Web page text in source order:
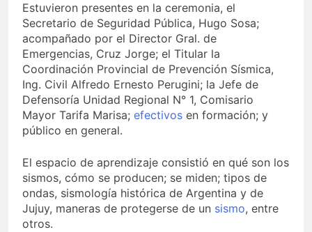
Estuvieron presentes en la ceremonia, el
Secretario de Seguridad Pública, Hugo Sosa;
acompañado por el Director Gral. de
Emergencias, Cruz Jorge; el Titular la
Coordinación Provincial de Prevención Sísmica,
Ing. Civil Alfredo Ernesto Perugini; la Jefe de
Defensoría Unidad Regional N° 1, Comisario
Mayor Tarifa Marisa; efectivos en formación; y
público en general.
El espacio de aprendizaje consistió en qué son los
sismos, cómo se producen; se miden; tipos de
ondas, sismología histórica de Argentina y de
Jujuy, maneras de protegerse de un sismo, entre
otros.